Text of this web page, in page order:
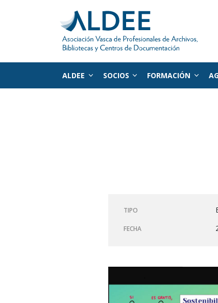
ALDEE SOCIOS FORMACIÓN
TIPO
FECHA